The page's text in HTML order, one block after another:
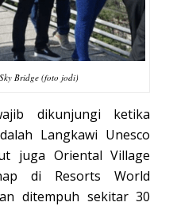
Bridge (foto jodi)
dikunjungi ketika
Langkawi Unesco
juga Oriental Village
di Resorts World
ditempuh sekitar 30